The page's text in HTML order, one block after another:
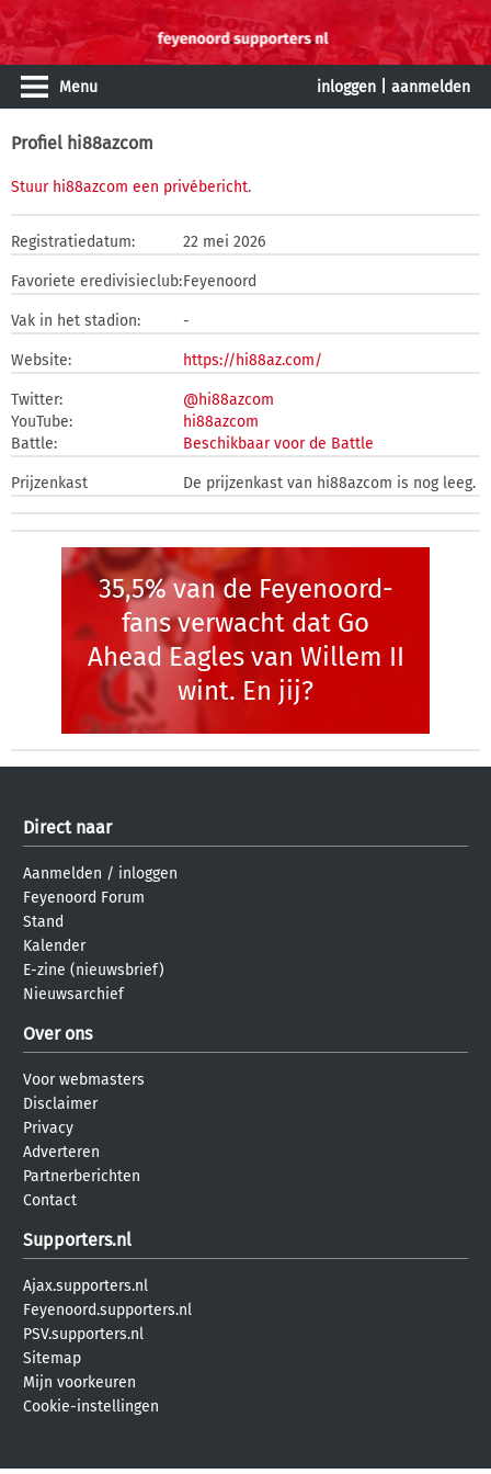
Menu inloggen aanmelden
Profiel hi88azcom
Stuur hi88azcom een privébericht.
Registratiedatum: 22 mei 2026
Favoriete eredivisieclub:Feyenoord
Vak in het stadion: -
Website: https://hi88az.com/
Twitter:
@hi88azcom
YouTube:
hi88azcom
Battle:
Beschikbaar voor de Battle
Prijzenkast De prijzenkast van hi88azcom is nog leeg.
35,5% van de Feyenoord-
fans verwacht dat Go
Ahead Eagles van Willem II
wint. En jij?
Direct naar
Aanmelden / inloggen
Feyenoord Forum
Stand
Kalender
E-zine (nieuwsbrief)
Nieuwsarchief
Over ons
Voor webmasters
Disclaimer
Privacy
Adverteren
Partnerberichten
Contact
Supporters.nl
Ajax.supporters.nl
Feyenoord.supporters.nl
PSV.supporters.nl
Sitemap
Mijn voorkeuren
Cookie-instellingen